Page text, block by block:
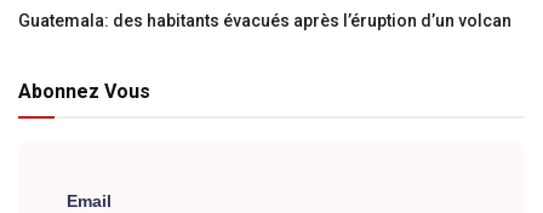
Guatemala: des habitants évacués après l’éruption d’un volcan
Abonnez Vous
Email